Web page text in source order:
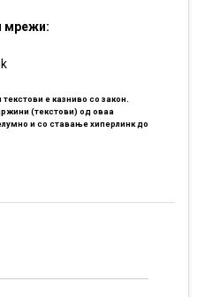
мрежи:
е казниво со закон.
(текстови) од оваа
и со ставање хиперлинк до